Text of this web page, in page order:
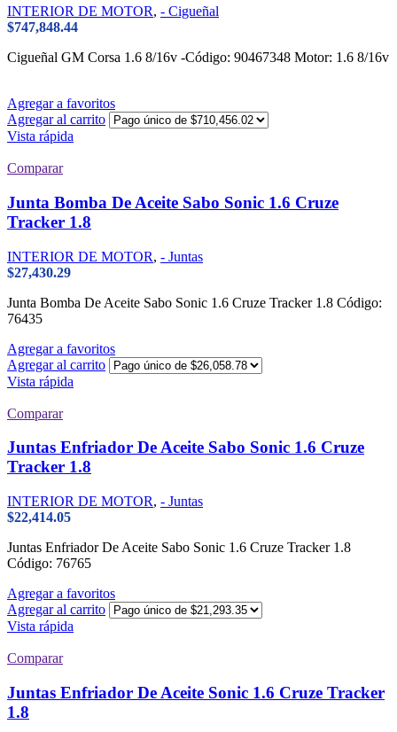
INTERIOR DE MOTOR, - Cigueñal
$747,848.44
Cigueñal GM Corsa 1.6 8/16v -Código: 90467348 Motor: 1.6 8/16v
Agregar a favoritos
Agregar al carrito
Vista rápida
Comparar
Junta Bomba De Aceite Sabo Sonic 1.6 Cruze
Tracker 1.8
INTERIOR DE MOTOR, - Juntas
$27,430.29
Junta Bomba De Aceite Sabo Sonic 1.6 Cruze Tracker 1.8 Código:
76435
Agregar a favoritos
Agregar al carrito
Vista rápida
Comparar
Juntas Enfriador De Aceite Sabo Sonic 1.6 Cruze
Tracker 1.8
INTERIOR DE MOTOR, - Juntas
$22,414.05
Juntas Enfriador De Aceite Sabo Sonic 1.6 Cruze Tracker 1.8
Código: 76765
Agregar a favoritos
Agregar al carrito
Vista rápida
Comparar
Juntas Enfriador De Aceite Sonic 1.6 Cruze Tracker
1.8